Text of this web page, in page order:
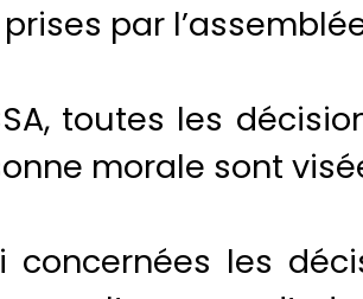
par
toutes les
morale sont
concernées les